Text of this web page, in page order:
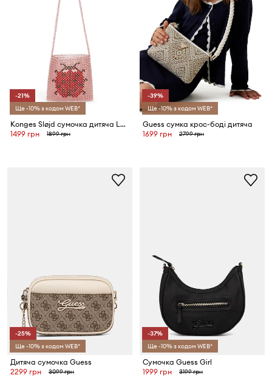
-21%
Ще -10% з кодом WEB*
Konges Sløjd сумочка дитяча LADYBUG PERLA SHOULDER BAG
1499 грн
1899 грн
-39%
Ще -10% з кодом WEB*
Guess сумка крос-боді дитяча
1699 грн
2799 грн
-25%
Ще -10% з кодом WEB*
Дитяча сумочка Guess
2299 грн
3099 грн
-37%
Ще -10% з кодом WEB*
Cумочка Guess Girl
1999 грн
3199 грн